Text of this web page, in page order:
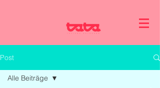
Post
Alle Beiträge